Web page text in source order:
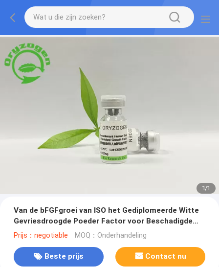
1/1
Van de bFGFgroei van ISO het Gediplomeerde Witte
Gevriesdroogde Poeder Factor voor Beschadigde
Huidreparatie
Prijs：negotiable MOQ：Onderhandeling
Beste prijs Contact nu